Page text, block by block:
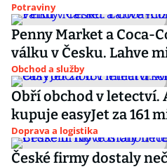
Potraviny
Penny Market a Coca-
válku v Česku. Lahve
Obchod a služby
Obří obchod v letectví.
kupuje easyJet za 161
Doprava a logistika
České firmy dostaly